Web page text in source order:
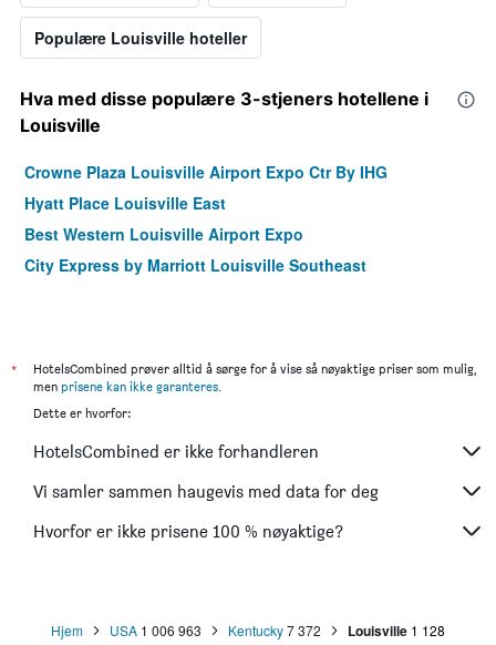
Populære Louisville hoteller
Hva med disse populære 3-stjeners hotellene i
Louisville
Crowne Plaza Louisville Airport Expo Ctr By IHG
Hyatt Place Louisville East
Best Western Louisville Airport Expo
City Express by Marriott Louisville Southeast
*
HotelsCombined prøver alltid å sørge for å vise så nøyaktige priser som mulig,
men prisene kan ikke garanteres.
Dette er hvorfor:
HotelsCombined er ikke forhandleren
Vi samler sammen haugevis med data for deg
Hvorfor er ikke prisene 100 % nøyaktige?
Hjem USA 1 006 963 Kentucky7 372 Louisville 1 128